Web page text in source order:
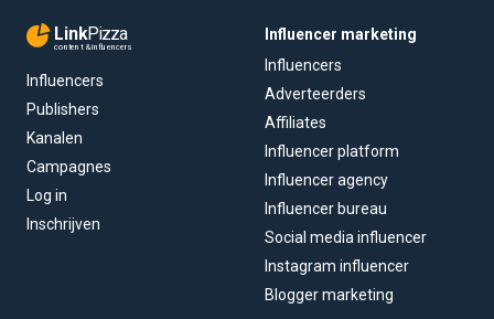
LinkPizza
content & influencers
Influencers
Publishers
Kanalen
Campagnes
Log in
Inschrijven
Influencer marketing
Influencers
Adverteerders
Affiliates
Influencer platform
Influencer agency
Influencer bureau
Social media influencer
Instagram influencer
Blogger marketing